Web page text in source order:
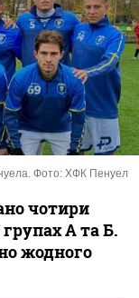
Фото: ХФК Пенуел
чотири
А та Б.
жодного